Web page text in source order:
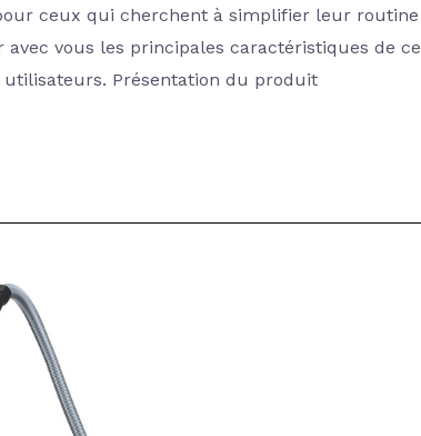
ceux qui cherchent à simplifier leur routine
vous les principales caractéristiques de ce
utilisateurs. Présentation du produit